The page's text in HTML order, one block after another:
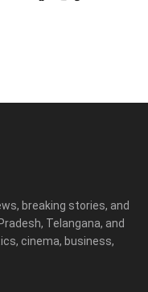
breaking stories, and
Telangana, and
cinema, business,